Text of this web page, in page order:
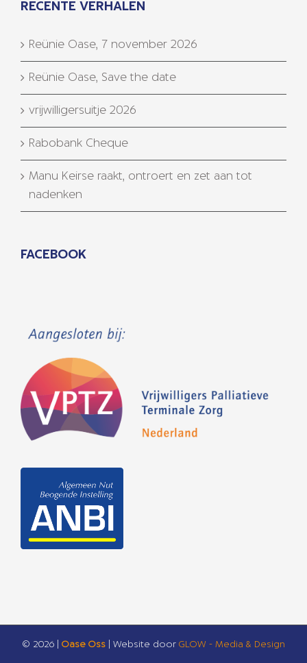
RECENTE VERHALEN
Reünie Oase, 7 november 2026
Reünie Oase, Save the date
vrijwilligersuitje 2026
Rabobank Cheque
Manu Keirse raakt, ontroert en zet aan tot
nadenken
FACEBOOK
© 2026 | Oase Oss| Website door GLOW - Media & Design